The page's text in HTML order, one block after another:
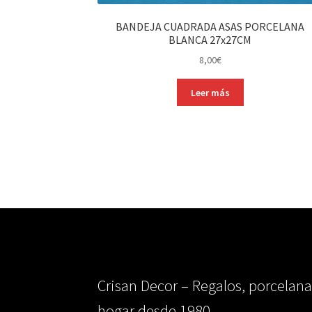
BANDEJA CUADRADA ASAS PORCELANA
BLANCA 27x27CM
8,00€
Leer más
Crisan Decor – Regalos,